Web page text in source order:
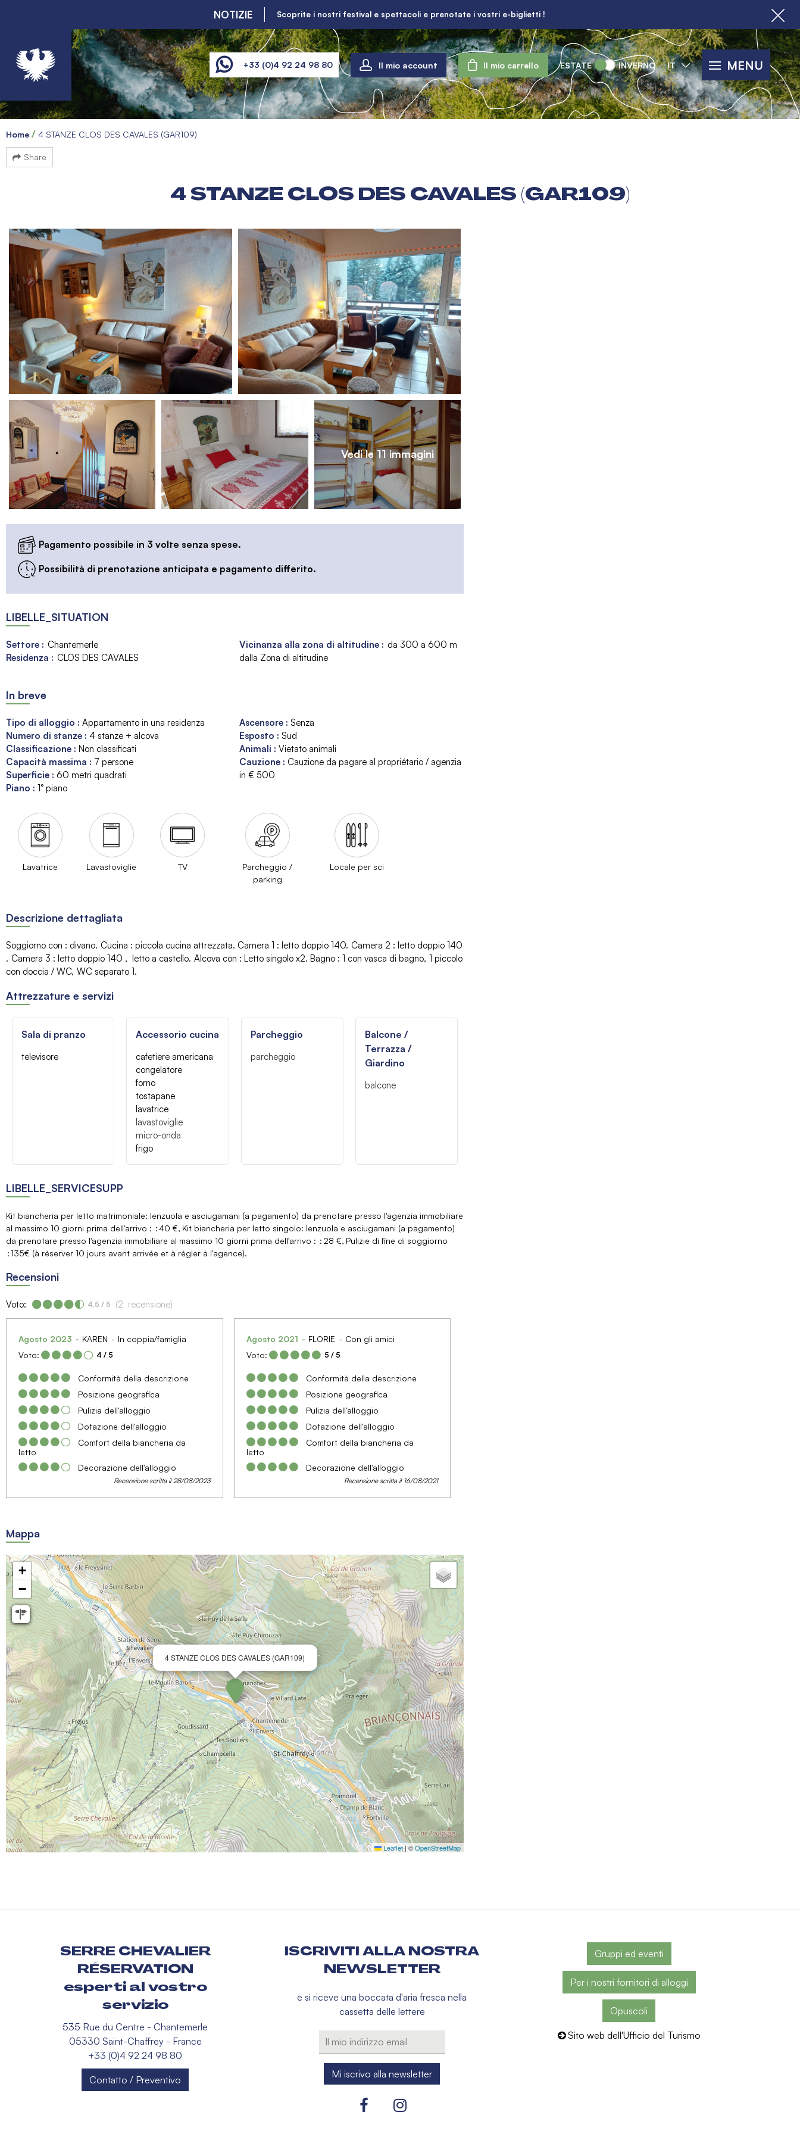
NOTIZIE Scoprite i nostri festival e spettacoli e prenotate i vostri e-biglietti !
+33 (0)4 92 24 98 80 Il mio account Il mio carrello ESTATE INVERNO IT MENU
Home 4 STANZE CLOS DES CAVALES (GAR109)
Share
4 STANZE CLOS DES CAVALES (GAR109)
Vedi le 11 immagini
Pagamento possibile in 3 volte senza spese.
Possibilità di prenotazione anticipata e pagamento differito.
LIBELLE_SITUATION
Settore : Chantemerle
Residenza : CLOS DES CAVALES
Vicinanza alla zona di altitudine : da 300 a 600 m
dalla Zona di altitudine
In breve
Tipo di alloggio : Appartamento in una residenza
Numero di stanze : 4 stanze + alcova
Classificazione : Non classificati
Capacità massima : 7 persone
Superficie : 60 metri quadrati
Piano : 1° piano
Ascensore : Senza
Esposto : Sud
Animali : Vietato animali
Cauzione : Cauzione da pagare al propriétario / agenzia
in € 500
Lavatrice Lavastoviglie TV
Parcheggio /
parking
Locale per sci
Descrizione dettagliata
Soggiorno con : divano Cucina : piccola cucina attrezzata Camera 1 : letto doppio 140 Camera 2 : letto doppio 140
Camera 3 : letto doppio 140 letto a castello Alcova con : Letto singolo x2 Bagno : 1 con vasca di bagno 1 piccolo
con doccia / WC WC separato 1
Attrezzature e servizi
Sala di pranzo
televisore
Accessorio cucina
cafetiere americana
congelatore
forno
tostapane
lavatrice
lavastoviglie
micro-onda
frigo
Parcheggio
parcheggio
Balcone /
Terrazza /
Giardino
balcone
LIBELLE_SERVICESUPP
Kit biancheria per letto matrimoniale: lenzuola e asciugamani (a pagamento) da prenotare presso l'agenzia immobiliare
al massimo 10 giorni prima dell'arrivo :
40 € Kit biancheria per letto singolo: lenzuola e asciugamani (a pagamento)
da prenotare presso l'agenzia immobiliare al massimo 10 giorni prima dell'arrivo :
28 € Pulizie di fine di soggiorno
135€ (à réserver 10 jours avant arrivée et à régler à l'agence)
Recensioni
Voto: 4,5 / 5 (2 recensione)
Agosto 2023 KAREN
In coppia/famiglia
Voto:
4 / 5
Conformità della descrizione
Posizione geografica
Pulizia dell'alloggio
Dotazione dell'alloggio
Comfort della biancheria da
letto
Decorazione dell'alloggio
Recensione scritta il 28/08/2023
Agosto 2021 FLORIE
Con gli amici
Voto:
5 / 5
Conformità della descrizione
Posizione geografica
Pulizia dell'alloggio
Dotazione dell'alloggio
Comfort della biancheria da
letto
Decorazione dell'alloggio
Recensione scritta il 16/08/2021
Mappa
4 STANZE CLOS DES CAVALES (GAR109)
+
−
Leaflet|©OpenStreetMap
SERRE CHEVALIER
RÉSERVATION
esperti al vostro
servizio
535 Rue du Centre - Chantemerle
05330 Saint-Chaffrey - France
+33 (0)4 92 24 98 80
Contatto / Preventivo
ISCRIVITI ALLA NOSTRA
NEWSLETTER
e si riceve una boccata d'aria fresca nella
cassetta delle lettere
Gruppi ed eventi
Per i nostri fornitori di alloggi
Opuscoli
Sito web dell'Ufficio del Turismo